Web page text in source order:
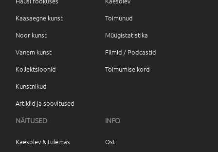
Kaasaegne kunst
Noor kunst
Vanem kunst
Kollektsioonid
Kunstnikud
Artiklid ja soovitused
Toimunud
Müügistatistika
Filmid / Podcastid
Toimumise kord
NÄITUSED
Käesolev & tulemas
INFO
Ost